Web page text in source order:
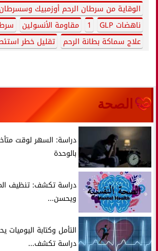
الوقاية من سرطان الرحم أوزمبيك
ناهضات GLP
1 مقاومة الأنسولين
علاج سماكة بطانة الرحم
تقليل خطر
الصحة
دراسة: السهر لوقت
بالوحدة
دراسة تكشف: تنظيف
ويحسن...
التأمل وكتابة
دراسة تكشف...